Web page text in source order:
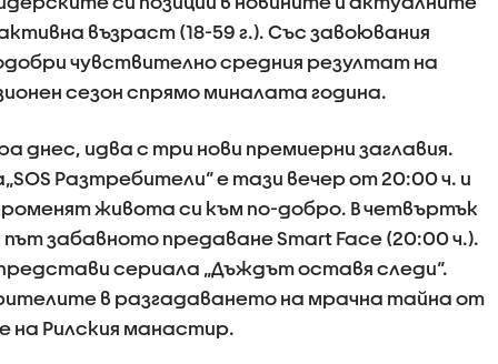
възраст (18-59 г.). Със завоювания
чувствително средния резултат на
сезон спрямо миналата година.
днес, идва с три нови премиерни заглавия.
Разтребители“ е тази вечер от 20:00 ч. и
живота си към по-добро. В четвъртък
забавното предаване Smart Face (20:00 ч.).
сериала „Дъждът оставя следи“.
в разгадаването на мрачна тайна от
на Рилския манастир.